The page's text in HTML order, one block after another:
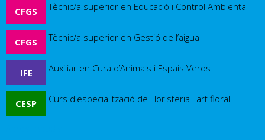
CFGS Tècnic/a superior en Educació i Control Ambiental
CFGS Tècnic/a superior en Gestió de l’aigua
IFE Auxiliar en Cura d’Animals i Espais Verds
CESP Curs d'especialització de Floristeria i art floral